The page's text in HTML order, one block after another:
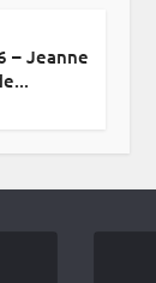
– Jeanne